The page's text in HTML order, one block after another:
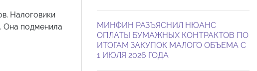
Налоговики
Она подменила
МИНФИН РАЗЪЯСНИЛ НЮАНС
ОПЛАТЫ БУМАЖНЫХ КОНТРАКТОВ ПО
ИТОГАМ ЗАКУПОК МАЛОГО ОБЪЕМА С
1 ИЮЛЯ 2026 ГОДА